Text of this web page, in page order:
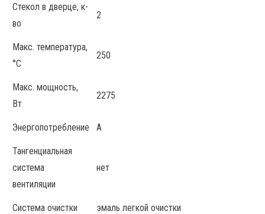
Стекол в дверце, к-
во
2
Макс. температура,
°С
250
Макс. мощность,
Вт
2275
Энергопотребление А
Тангенциальная
система
вентиляции
нет
Система очистки эмаль легкой очистки